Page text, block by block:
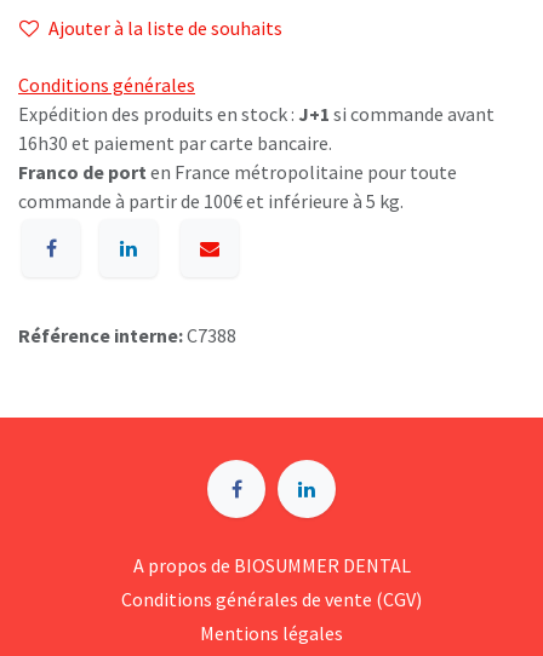
Ajouter à la liste de souhaits
Conditions générales
Expédition des produits en stock : J+1 si commande avant
16h30 et paiement par carte bancaire.
Franco de port en France métropolitaine pour toute
commande à partir de 100€ et inférieure à 5 kg.
Référence interne:C7388
A p​ropos de BIOSUMMER DENTAL
Conditions générales d​e vente (CGV)
Mentions légales